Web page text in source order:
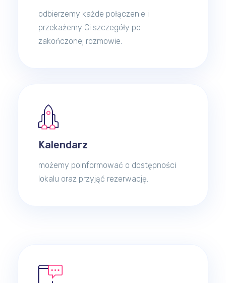
odbierzemy każde połączenie i
przekażemy Ci szczegóły po
zakończonej rozmowie.
Kalendarz
możemy poinformować o dostępności
lokalu oraz przyjąć rezerwację.